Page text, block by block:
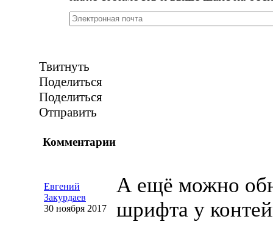
Твитнуть
Поделиться
Поделиться
Отправить
Комментарии
Евгений
Закурдаев
30 ноября 2017
А ещё можно
шрифта у